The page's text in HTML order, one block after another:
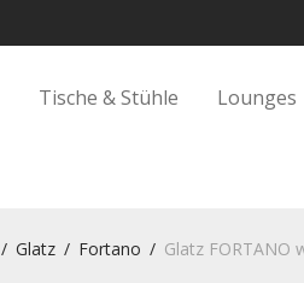
Tische & Stühle Lounges
/ Glatz / Fortano / Glatz FORTANO